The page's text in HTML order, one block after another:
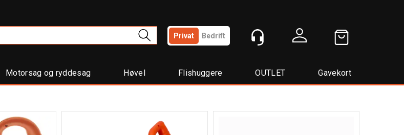
Privat Bedrift
Motorsag og ryddesag Høvel Flishuggere OUTLET Gavekort